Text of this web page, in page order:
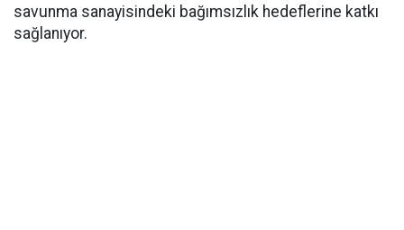
savunma sanayisindeki bağımsızlık hedeflerine katkı
sağlanıyor.